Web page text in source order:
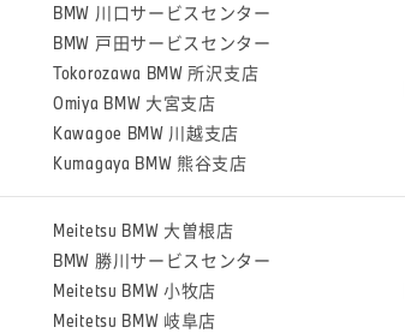
BMW 川口サービスセンター
BMW 戸田サービスセンター
Tokorozawa BMW 所沢支店
Omiya BMW 大宮支店
Kawagoe BMW 川越支店
Kumagaya BMW 熊谷支店
Meitetsu BMW 大曽根店
BMW 勝川サービスセンター
Meitetsu BMW 小牧店
Meitetsu BMW 岐阜店